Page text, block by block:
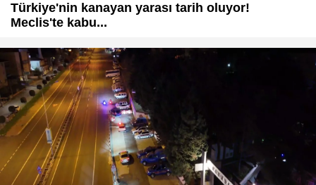
Türkiye'nin kanayan yarası tarih oluyor!
Meclis'te kabu...